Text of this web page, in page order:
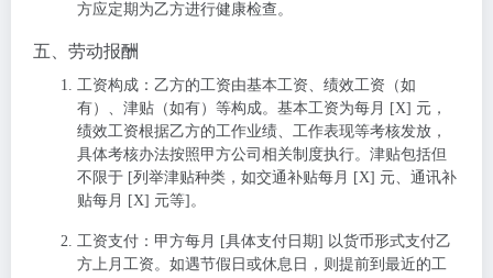
方应定期为乙方进行健康检查。
五、劳动报酬
工资构成 ：乙方的工资由基本工资、绩效工资（如
有）、津贴（如有）等构成。基本工资为每月 [X] 元，
绩效工资根据乙方的工作业绩、工作表现等考核发放，
具体考核办法按照甲方公司相关制度执行。津贴包括但
不限于 [列举津贴种类，如交通补贴每月 [X] 元、通讯补
贴每月 [X] 元等]。
工资支付 ：甲方每月 [具体支付日期] 以货币形式支付乙
方上月工资。如遇节假日或休息日，则提前到最近的工